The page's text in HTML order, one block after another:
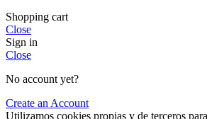
Shopping cart
Close
Sign in
Close
No account yet?
Create an Account
Utilizamos cookies propias y de terceros